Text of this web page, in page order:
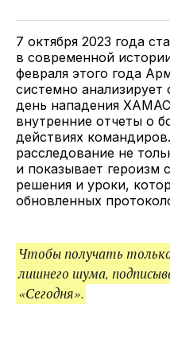
TwitterFacebookTelegram
7 октября 2023 года
в современной
февраля этого года
системно
день нападения
внутренние отчеты о
действиях
расследование не
и показывает героизм
решения и уроки,
обновленных
Чтобы получать
лишнего шума,
«Сегодня».